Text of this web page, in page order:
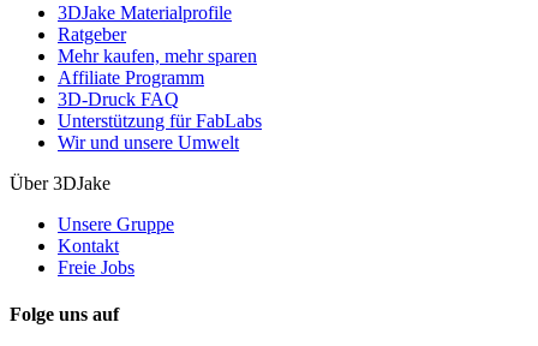
3DJake Materialprofile
Ratgeber
Mehr kaufen, mehr sparen
Affiliate Programm
3D-Druck FAQ
Unterstützung für FabLabs
Wir und unsere Umwelt
Über 3DJake
Unsere Gruppe
Kontakt
Freie Jobs
Folge uns auf